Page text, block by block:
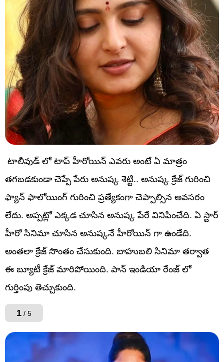
టాలీవుడ్ లో టాప్ హీరోయిన్ ఎవరు అంటే ఏ మాత్రం
తగబడకుండా చెప్పే పేరు అనుష్క శెట్టి.. అనుష్క క్రేజ్ గురించి
ఫ్యాన్ ఫాలోయింగ్ గురించి ప్రత్యేకంగా చెప్పాల్సిన అవసరం
లేదు. అప్పట్లో ఎక్కడ చూసిన అనుష్క పేరే వినిపించేది. ఏ స్టార్
హీరో సినిమా చూసిన అనుష్కనే హీరోయిన్ గా ఉండేది.
అంతలా క్రేజ్ సొంతం చేసుకుంది. బాహుబలి సినిమా తర్వాత
ఈ బ్యూటీ క్రేజ్ మారిపోయింది. పాన్ ఇండియా రేంజ్ లో
గుర్తింపు తెచ్చుకుంది.
1 / 5